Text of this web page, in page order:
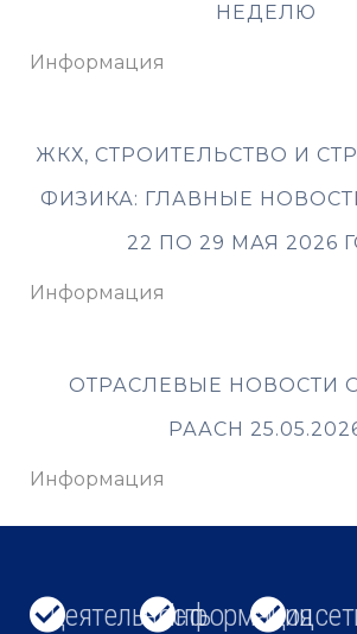
НЕДЕЛЮ
Информация
ЖКХ, СТРОИТЕЛЬСТВО И
ФИЗИКА: ГЛАВНЫЕ
22 ПО 29 МАЯ 2026
Информация
ОТРАСЛЕВЫЕ НОВОСТИ
РААСН
Информация
ДеятельностьИнформация